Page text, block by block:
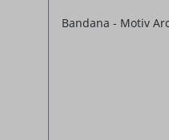
Bandana - Motiv